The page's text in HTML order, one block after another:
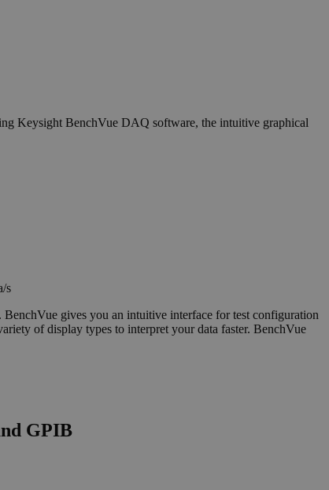
Keysight BenchVue DAQ software, the intuitive graphical
s
gives you an intuitive interface for test configuration
of display types to interpret your data faster. BenchVue
GPIB